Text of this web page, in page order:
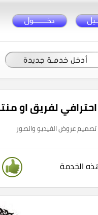
لفريق او
تصميم عروض الفيديو والصور
الخدمة